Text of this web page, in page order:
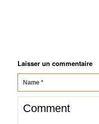
Laisser un commentaire